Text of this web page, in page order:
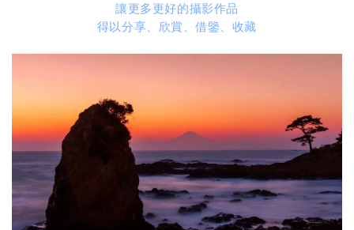
讓更多更好的攝影作品
得以分享、欣賞、借鑒、收藏